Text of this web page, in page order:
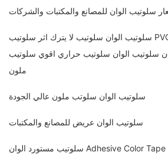
سلوتيب الوان للمصانع والمكتبات والشركات
سلوتيب الوان سلوتيب لا يترك اثر سلوتيب PVC مستورد Pvc Tape
سلوتيب الوان سلوتيب حراري اقوي سلوتيب
ملون
سلوتيب الوان سلوتب ملون عالي الجودة
سلوتيب الوان عريض للمصانع والمكتبات
سلوتيب مستورد الوان Adhesive Color Tape